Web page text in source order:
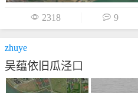
 2318  9
zhuye
吴蕴依旧瓜泾口